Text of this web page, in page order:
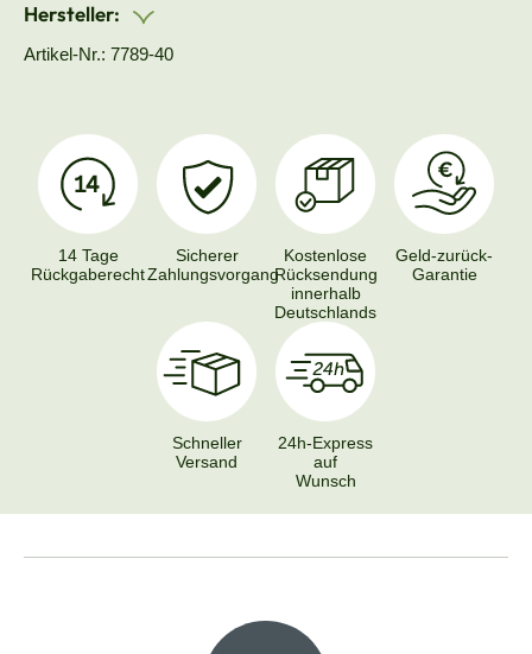
Hersteller:
Artikel-Nr.: 7789-40
14 Tage
Rückgaberecht
Sicherer
Zahlungsvorgang
Kostenlose
Rücksendung
innerhalb
Deutschlands
Geld-zurück-
Garantie
Schneller
Versand
24h-Express
auf
Wunsch